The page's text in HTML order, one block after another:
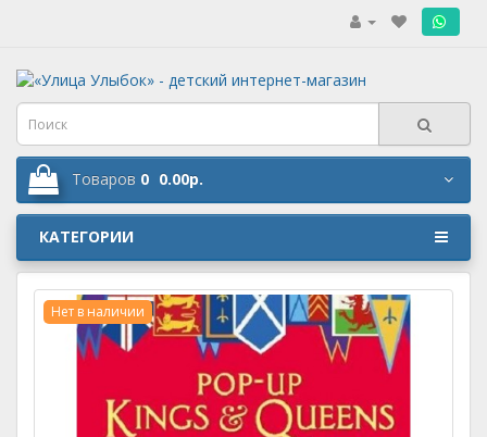
Товаров 0 0.00р.
КАТЕГОРИИ
Нет в наличии